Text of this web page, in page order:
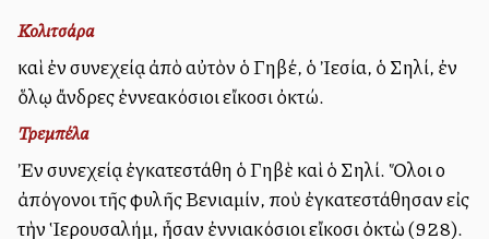
Κολιτσάρα
καὶ ἐν συνεχείᾳ ἀπὸ αὐτὸν ὁ Γηβέ, ὁ Ἰεσία, ὁ Σηλί, ἐν
ὅλῳ ἄνδρες ἐννεακόσιοι εἴκοσι ὀκτώ.
Τρεμπέλα
Ἐν συνεχείᾳ ἐγκατεστάθη ὁ Γηβὲ καὶ ὁ Σηλί. Ὅλοι οἱ
ἀπόγονοι τῆς φυλῆς Βενιαμίν, ποὺ ἐγκατεστάθησαν εἰς
τὴν Ἱερουσαλήμ, ἦσαν ἐννιακόσιοι εἴκοσι ὀκτὼ (928).